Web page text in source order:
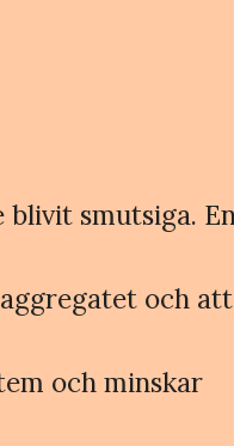
smutsiga.
och
och minskar